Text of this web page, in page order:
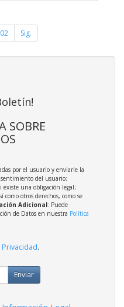
02 Sig.
SOBRE
por el usuario y enviarle la
del usuario;
existe una obligación legal;
otros derechos, como se
Adicional: Puede
de Datos en nuestra Política
.
Enviar